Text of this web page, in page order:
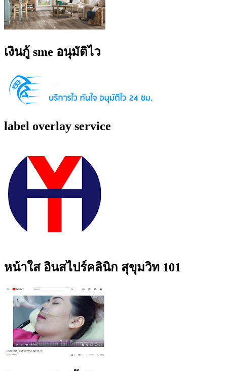
เงินกู้ sme อนุมัติไว
label overlay service
หน้าใส อินสไปร์คลินิก สุขุมวิท 101